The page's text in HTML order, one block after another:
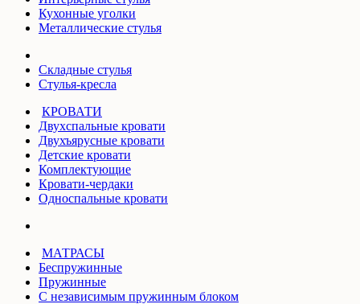
Кухонные уголки
Металлические стулья
Складные стулья
Стулья-кресла
КРОВАТИ
Двухспальные кровати
Двухъярусные кровати
Детские кровати
Комплектующие
Кровати-чердаки
Односпальные кровати
МАТРАСЫ
Беспружинные
Пружинные
С независимым пружинным блоком